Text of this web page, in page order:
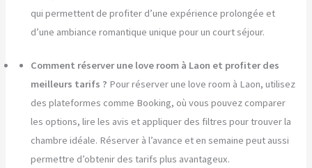
qui permettent de profiter d’une expérience prolongée et
d’une ambiance romantique unique pour un court séjour.
Comment réserver une love room à Laon et profiter des
meilleurs tarifs ? Pour réserver une love room à Laon, utilisez
des plateformes comme Booking, où vous pouvez comparer
les options, lire les avis et appliquer des filtres pour trouver la
chambre idéale. Réserver à l’avance et en semaine peut aussi
permettre d’obtenir des tarifs plus avantageux.